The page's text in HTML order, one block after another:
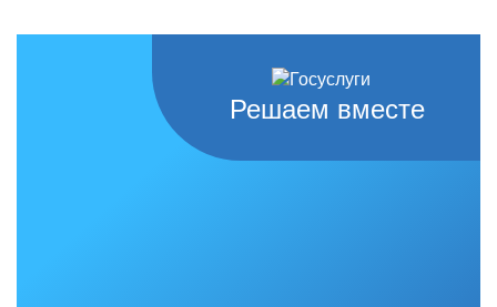
Решаем вместе